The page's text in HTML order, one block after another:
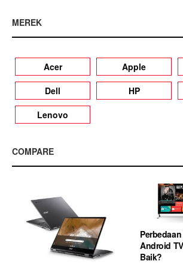
MEREK
Acer Apple
Dell
HP
Lenovo
COMPARE
Android
Baik?